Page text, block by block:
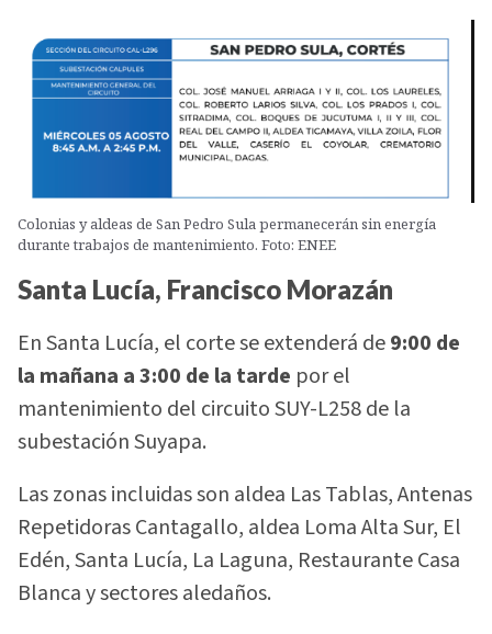
Colonias y aldeas de San Pedro Sula permanecerán sin energía
durante trabajos de mantenimiento. Foto: ENEE
Santa Lucía, Francisco Morazán
En Santa Lucía, el corte se extenderá de9:00 de
la mañana a 3:00 de la tarde por el
mantenimiento del circuito SUY-L258 de la
subestación Suyapa.
Las zonas incluidas son aldea Las Tablas, Antenas
Repetidoras Cantagallo, aldea Loma Alta Sur, El
Edén, Santa Lucía, La Laguna, Restaurante Casa
Blanca y sectores aledaños.